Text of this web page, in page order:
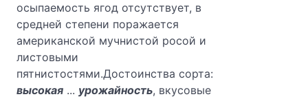
осыпаемость ягод отсутствует, в
средней степени поражается
американской мучнистой росой и
листовыми
пятнистостями.Достоинства сорта:
высокая ... урожайность, вкусовые